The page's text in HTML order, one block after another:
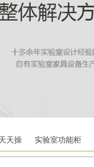
天操 实验室功能柜